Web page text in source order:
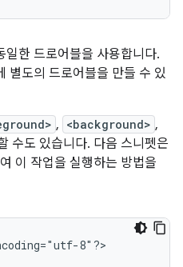
일한 드로어블을 사용합니다.
별도의 드로어블을 만들 수 있
, <background> ,
수도 있습니다. 다음 스니펫은
이 작업을 실행하는 방법을
8"?>